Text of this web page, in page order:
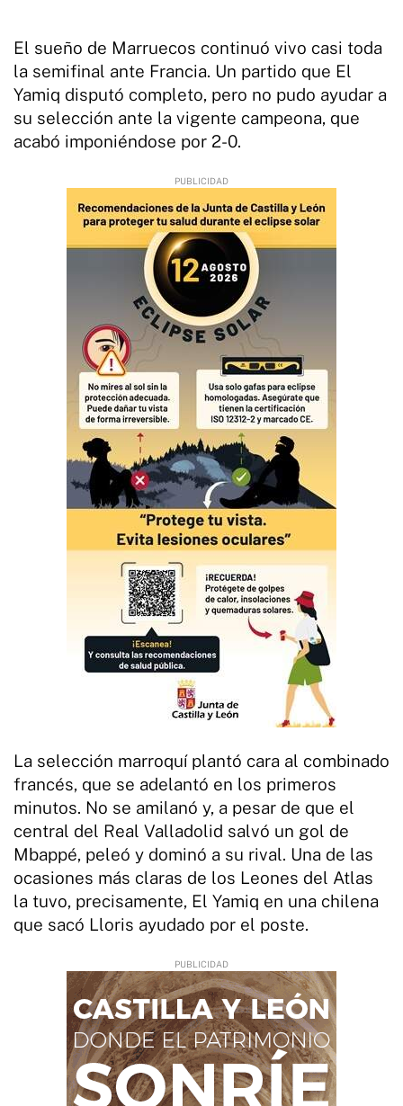
El sueño de Marruecos continuó vivo casi toda
la semifinal ante Francia. Un partido que El
Yamiq disputó completo, pero no pudo ayudar a
su selección ante la vigente campeona, que
acabó imponiéndose por 2-0.
La selección marroquí plantó cara al combinado
francés, que se adelantó en los primeros
minutos. No se amilanó y, a pesar de que el
central del Real Valladolid salvó un gol de
Mbappé, peleó y dominó a su rival. Una de las
ocasiones más claras de los Leones del Atlas
la tuvo, precisamente, El Yamiq en una chilena
que sacó Lloris ayudado por el poste.